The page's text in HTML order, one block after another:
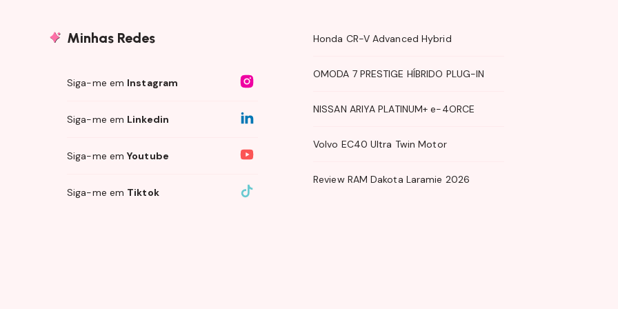
Minhas Redes
Siga-me em Instagram
Siga-me em Linkedin
Siga-me emYoutube
Siga-me em Tiktok
Honda CR-V Advanced Hybrid
OMODA 7 PRESTIGE HÍBRIDO PLUG-IN
NISSAN ARIYA PLATINUM+ e-4ORCE
Volvo EC40 Ultra Twin Motor
Review RAM Dakota Laramie 2026